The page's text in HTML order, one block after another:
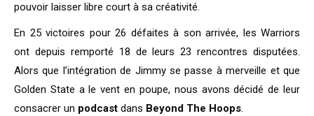
pouvoir laisser libre court à sa créativité.
En 25 victoires pour 26 défaites à son arrivée, les Warriors
ont depuis remporté 18 de leurs 23 rencontres disputées.
Alors que l’intégration de Jimmy se passe à merveille et que
Golden State a le vent en poupe, nous avons décidé de leur
consacrer un podcast dans Beyond The Hoops.